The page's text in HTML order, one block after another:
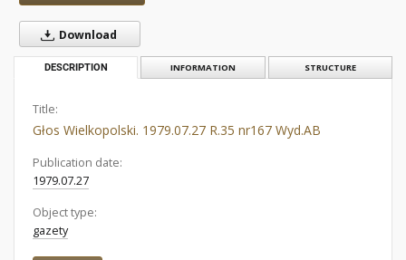
Download
DESCRIPTION INFORMATION STRUCTURE
Title:
Głos Wielkopolski. 1979.07.27 R.35 nr167 Wyd.AB
Publication date:
1979.07.27
Object type:
gazety